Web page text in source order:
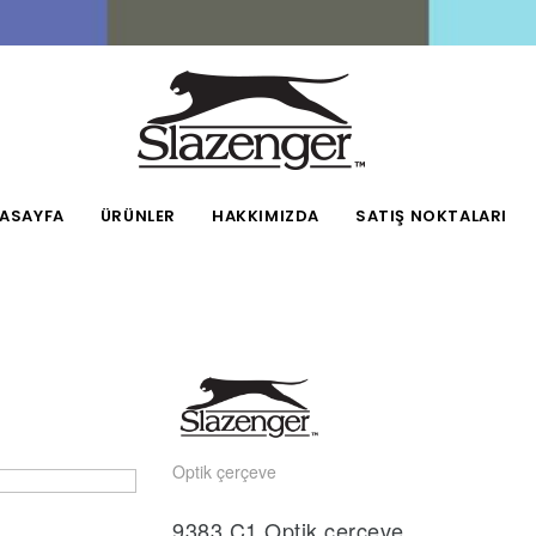
ÜRÜNLER HAKKIMIZDA SATIŞ NOKTALARI
Optik çerçeve
9383.C1 Optik çerçeve